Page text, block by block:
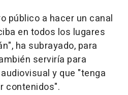
público a hacer un canal
en todos los lugares
ha subrayado, para
serviría para
y que "tenga
contenidos".